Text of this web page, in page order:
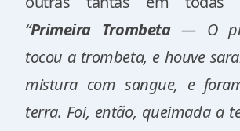
“Primeira Trombeta— O
tocou a trombeta, e houve
mistura com sangue, e
terra. Foi, então, queimada a